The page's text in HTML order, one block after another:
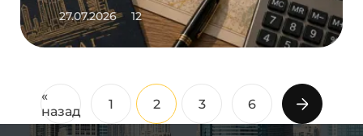
27.07.2026 12
«
назад
1 2 3 6